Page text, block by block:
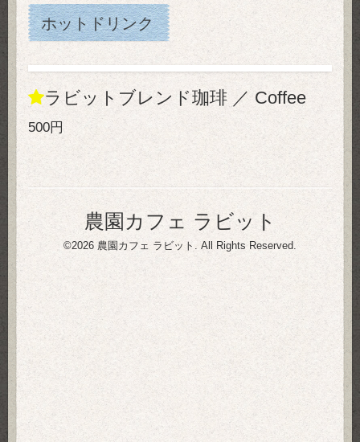
ホットドリンク
ラビットブレンド珈琲 ／ Coffee
500円
農園カフェ ラビット
©2026 農園カフェ ラビット . All Rights Reserved.